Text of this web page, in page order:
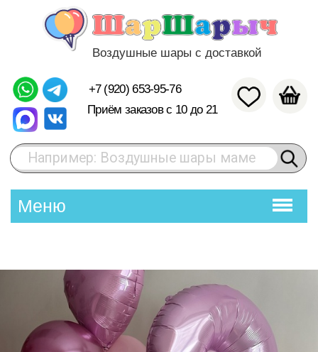
Воздушные шары с доставкой
Приём заказов с 10 до 21
Меню
Например: Воздушные шары маме